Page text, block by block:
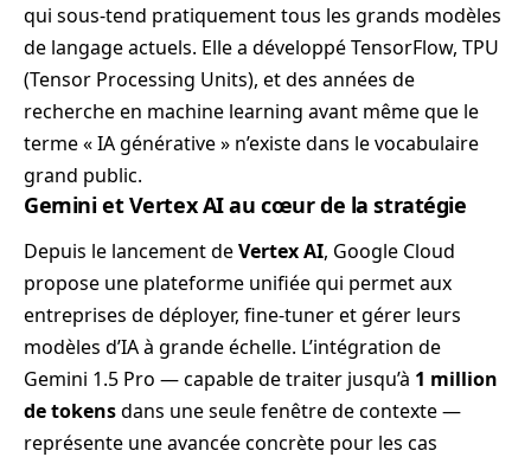
qui sous-tend pratiquement tous les grands modèles
de langage actuels. Elle a développé TensorFlow, TPU
(Tensor Processing Units), et des années de
recherche en machine learning avant même que le
terme « IA générative » n’existe dans le vocabulaire
grand public.
Gemini et Vertex AI au cœur de la stratégie
Depuis le lancement deVertex AI, Google Cloud
propose une plateforme unifiée qui permet aux
entreprises de déployer, fine-tuner et gérer leurs
modèles d’IA à grande échelle. L’intégration de
Gemini 1.5 Pro — capable de traiter jusqu’à 1 million
de tokensdans une seule fenêtre de contexte —
représente une avancée concrète pour les cas